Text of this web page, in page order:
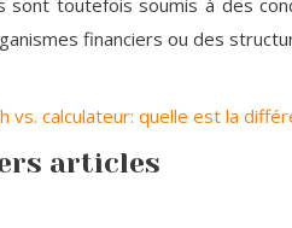
sont toutefois soumis à des
financiers ou des
vs. calculateur: quelle est la
articles